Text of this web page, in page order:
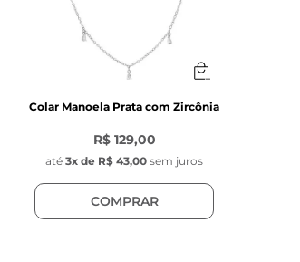
Colar Manoela Prata com Zircônia
R$ 129,00
até 3x de R$ 43,00 sem juros
COMPRAR